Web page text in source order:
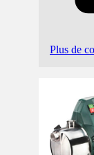
Plus de